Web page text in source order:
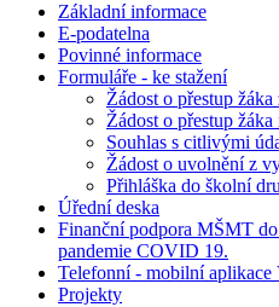
Základní informace
E-podatelna
Povinné informace
Formuláře - ke stažení
Žádost o přestup
Žádost o přestup
Souhlas s citlivými
Žádost o uvolnění z
Přihláška do školní
Úřední deska
Finanční podpora MŠMT
pandemie COVID 19.
Telefonní - mobilní
Projekty